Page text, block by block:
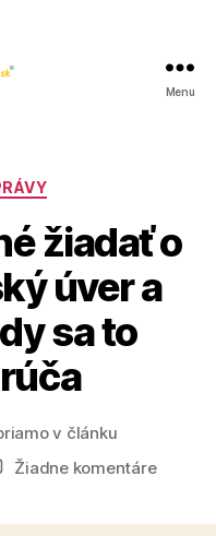
Menu
žiadať o
úver a
sa to
v článku
Žiadne komentárena